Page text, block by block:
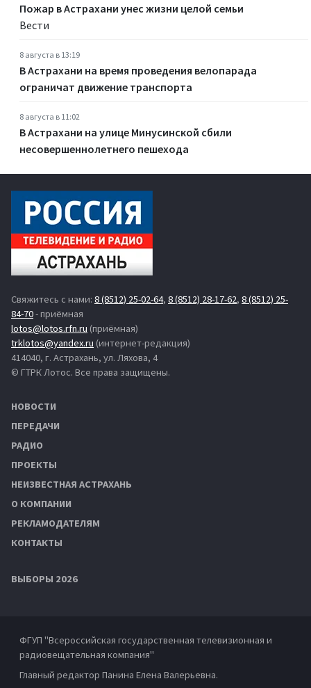
Пожар в Астрахани унес жизни целой семьи
Вести
8 августа в 13:19
В Астрахани на время проведения велопарада
ограничат движение транспорта
8 августа в 11:02
В Астрахани на улице Минусинской сбили
несовершеннолетнего пешехода
Свяжитесь с нами: 8 (8512) 25-02-64, 8 (8512) 28-17-62, 8 (8512) 25-
84-70- приёмная
lotos@lotos.rfn.ru (приёмная)
trklotos@yandex.ru (интернет-редакция)
414040, г. Астрахань, ул. Ляхова, 4
© ГТРК Лотос. Все права защищены.
НОВОСТИ
ПЕРЕДАЧИ
РАДИО
ПРОЕКТЫ
НЕИЗВЕСТНАЯ АСТРАХАНЬ
О КОМПАНИИ
РЕКЛАМОДАТЕЛЯМ
КОНТАКТЫ
ВЫБОРЫ 2026
ФГУП "Всероссийская государственная телевизионная и
радиовещательная компания"
Главный редактор Панина Елена Валерьевна.